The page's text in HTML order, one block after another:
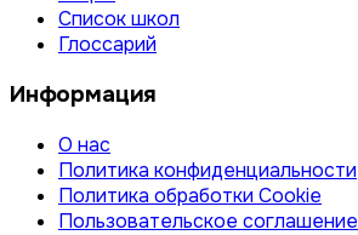
Список школ
Глоссарий
Информация
О нас
Политика конфиденциальности
Политика обработки Cookie
Пользовательское соглашение